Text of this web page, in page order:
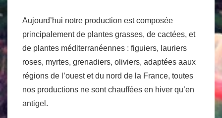
Aujourd’hui notre production est composée
principalement de plantes grasses, de cactées, et
de plantes méditerranéennes : figuiers, lauriers
roses, myrtes, grenadiers, oliviers, adaptées aaux
régions de l’ouest et du nord de la France, toutes
nos productions ne sont chauffées en hiver qu’en
antigel.